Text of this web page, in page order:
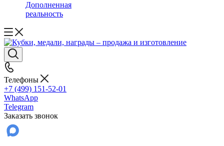
Дополненная
реальность
Телефоны
+7 (499) 151-52-01
WhatsApp
Telegram
Заказать звонок